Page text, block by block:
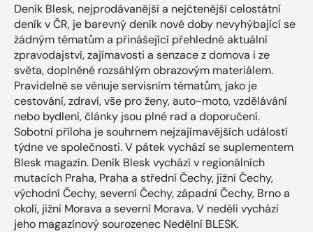
Deník Blesk, nejprodávanější a nejčtenější celostátní
deník v ČR, je barevný deník nové doby nevyhýbající se
žádným tématům a přinášející přehledné aktuální
zpravodajství, zajímavosti a senzace z domova i ze
světa, doplněné rozsáhlým obrazovým materiálem.
Pravidelně se věnuje servisním tématům, jako je
cestování, zdraví, vše pro ženy, auto-moto, vzdělávání
nebo bydlení, články jsou plné rad a doporučení.
Sobotní příloha je souhrnem nejzajímavějších událostí
týdne ve společnosti. V pátek vychází se suplementem
Blesk magazín. Deník Blesk vychází v regionálních
mutacích Praha, Praha a střední Čechy, jižní Čechy,
východní Čechy, severní Čechy, západní Čechy, Brno a
okolí, jižní Morava a severní Morava. V neděli vychází
jeho magazínový sourozenec Nedělní BLESK.